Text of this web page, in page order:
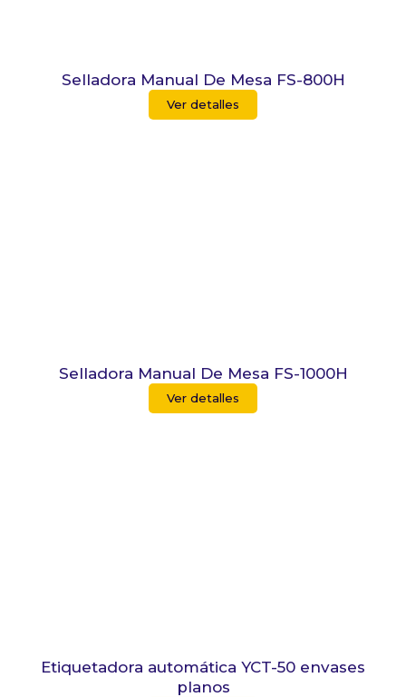
Selladora Manual De Mesa FS-800H
Ver detalles
Selladora Manual De Mesa FS-1000H
Ver detalles
Etiquetadora automática YCT-50 envases
planos